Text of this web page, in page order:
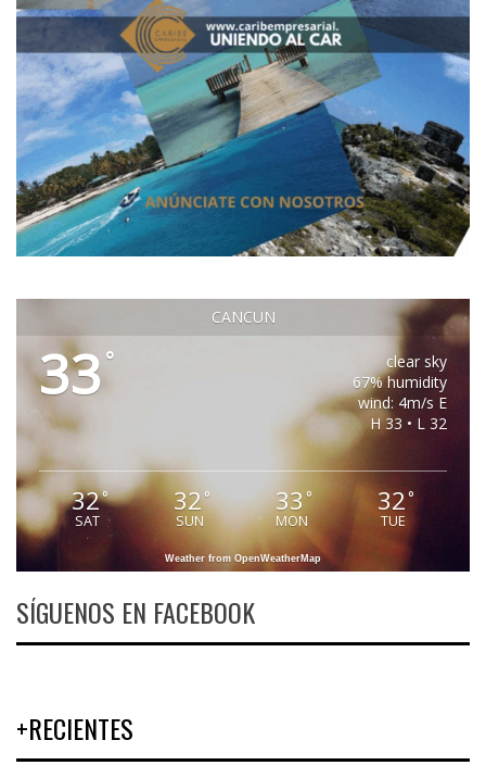
CANCUN
33°
clear sky
67% humidity
wind: 4m/s E
H 33 • L 32
32°
SAT
32°
SUN
33 °
MON
32°
TUE
Weather from OpenWeatherMap
SÍGUENOS EN FACEBOOK
+RECIENTES